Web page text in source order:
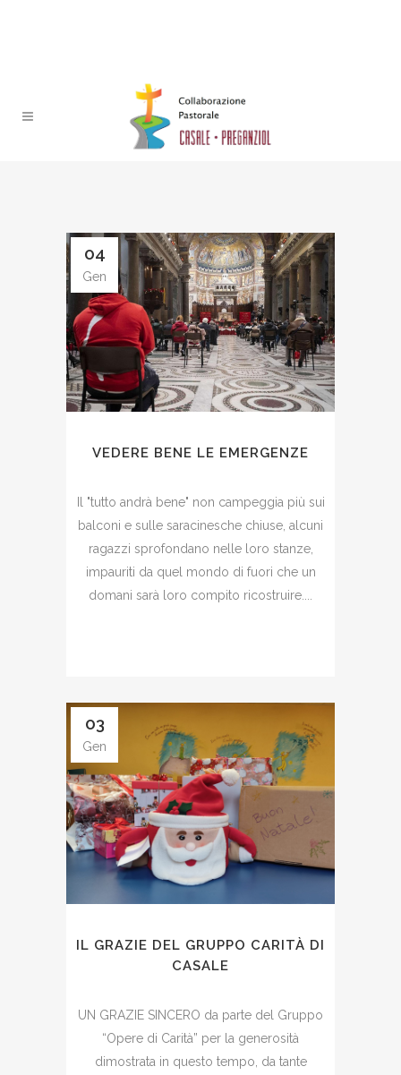
04
Gen
VEDERE BENE LE EMERGENZE
Il "tutto andrà bene" non campeggia più sui
balconi e sulle saracinesche chiuse, alcuni
ragazzi sprofondano nelle loro stanze,
impauriti da quel mondo di fuori che un
domani sarà loro compito ricostruire....
03
Gen
IL GRAZIE DEL GRUPPO CARITÀ DI
CASALE
UN GRAZIE SINCERO da parte del Gruppo
“Opere di Carità” per la generosità
dimostrata in questo tempo, da tante